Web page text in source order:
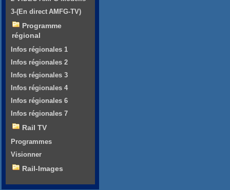
3-(En direct AMFG-TV)
Programme
régional
Infos régionales 1
Infos régionales 2
Infos régionales 3
Infos régionales 4
Infos régionales 6
Infos régionales 7
Rail TV
Programmes
Visionner
Rail-Images